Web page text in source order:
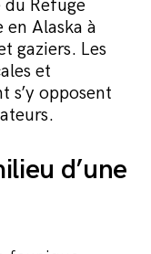
Refuge
Alaska à
gaziers. Les
et
s’y opposent
d’une